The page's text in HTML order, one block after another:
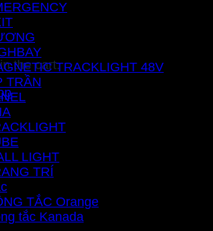
the cart.TRACKLIGHT 48V
TRẦN
LIGHT
TRÍ
TẮC Orange
tắc Kanada